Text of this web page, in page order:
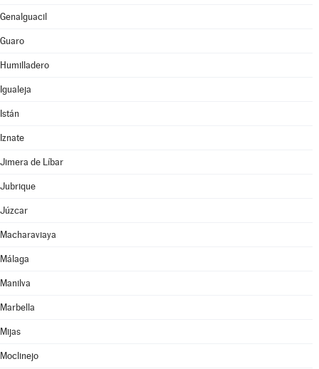
Genalguacil
Guaro
Humilladero
Igualeja
Istán
Iznate
Jimera de Líbar
Jubrique
Júzcar
Macharaviaya
Málaga
Manilva
Marbella
Mijas
Moclinejo